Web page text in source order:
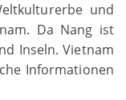
und
Da Nang ist
Inseln. Vietnam
Informationen